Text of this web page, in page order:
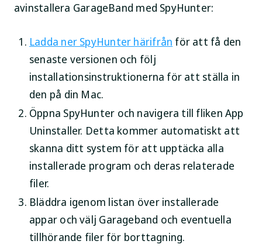
avinstallera GarageBand med SpyHunter:
Ladda ner SpyHunter härifrån för att få den
senaste versionen och följ
installationsinstruktionerna för att ställa in
den på din Mac.
Öppna SpyHunter och navigera till fliken App
Uninstaller. Detta kommer automatiskt att
skanna ditt system för att upptäcka alla
installerade program och deras relaterade
filer.
Bläddra igenom listan över installerade
appar och välj Garageband och eventuella
tillhörande filer för borttagning.